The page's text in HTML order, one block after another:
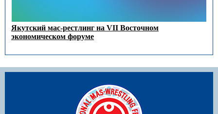
Якутский мас-рестлинг на VII Восточном
экономическом форуме